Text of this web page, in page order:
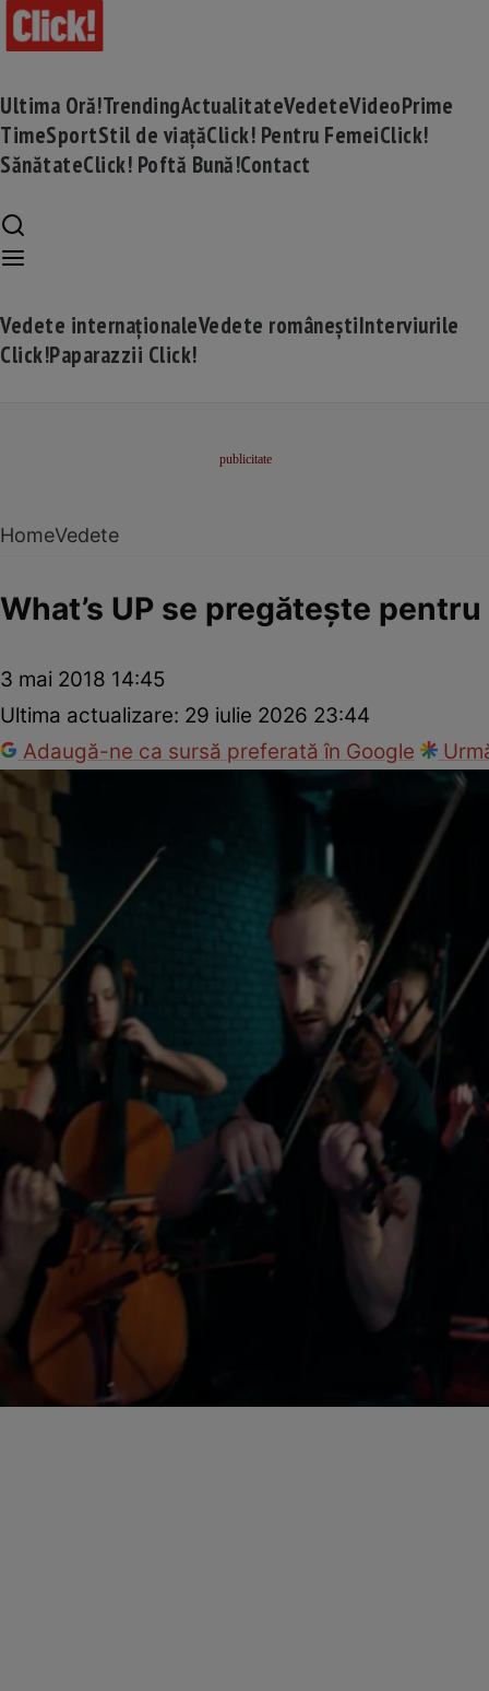
Ultima Oră!TrendingActualitateVedeteVideoPrime
TimeSportStil de viațăClick! Pentru FemeiClick!
SănătateClick! Poftă Bună!Contact
Vedete internaționaleVedete româneștiInterviurile
Click!Paparazzii Click!
HomeVedete
What’s UP se pregăteşte
3 mai 2018 14:45
Ultima actualizare: 29 iulie 2026 23:44
Adaugă-ne ca sursă preferată în Google